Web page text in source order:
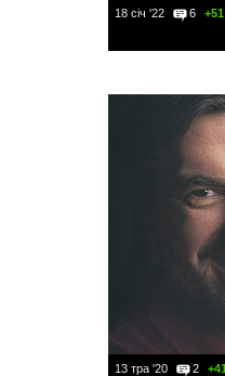
18 січ '22 6 +51
13 тра '20 2 +41